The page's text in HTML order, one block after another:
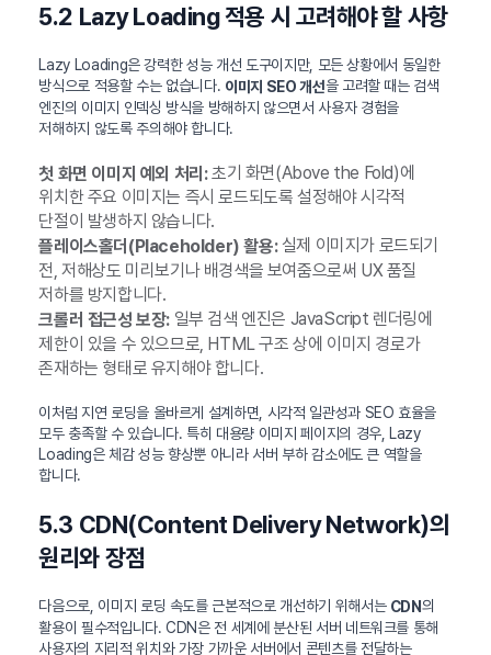
5.2 Lazy Loading 적용 시 고려해야 할 사항
Lazy Loading은 강력한 성능 개선 도구이지만, 모든 상황에서 동일한
방식으로 적용할 수는 없습니다. 이미지 SEO 개선을 고려할 때는 검색
엔진의 이미지 인덱싱 방식을 방해하지 않으면서 사용자 경험을
저해하지 않도록 주의해야 합니다.
첫 화면 이미지 예외 처리:초기 화면(Above the Fold)에
위치한 주요 이미지는 즉시 로드되도록 설정해야 시각적
단절이 발생하지 않습니다.
플레이스홀더(Placeholder) 활용:실제 이미지가 로드되기
전, 저해상도 미리보기나 배경색을 보여줌으로써 UX 품질
저하를 방지합니다.
크롤러 접근성 보장:일부 검색 엔진은 JavaScript 렌더링에
제한이 있을 수 있으므로, HTML 구조 상에 이미지 경로가
존재하는 형태로 유지해야 합니다.
이처럼 지연 로딩을 올바르게 설계하면, 시각적 일관성과 SEO 효율을
모두 충족할 수 있습니다. 특히 대용량 이미지 페이지의 경우, Lazy
Loading은 체감 성능 향상뿐 아니라 서버 부하 감소에도 큰 역할을
합니다.
5.3 CDN(Content Delivery Network)의
원리와 장점
다음으로, 이미지 로딩 속도를 근본적으로 개선하기 위해서는 CDN의
활용이 필수적입니다. CDN은 전 세계에 분산된 서버 네트워크를 통해
사용자의 지리적 위치와 가장 가까운 서버에서 콘텐츠를 전달하는